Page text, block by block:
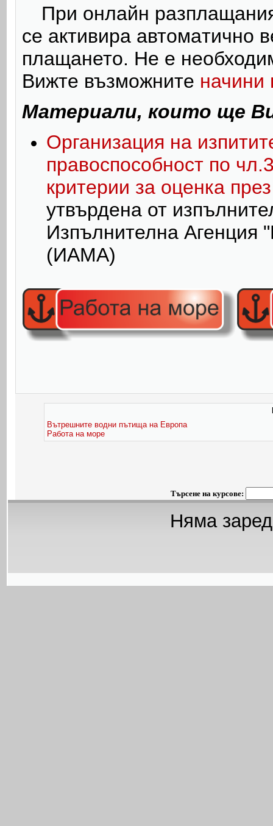
При онлайн
се активира автоматично
плащането. Не е
Вижте възможните
Материали, които ще
Организация на
правоспособност по
критерии за оценка
утвърдена от
Изпълнителна Агенция
(ИАМА)
Вътрешните водни пътища на Европа
Работа на море
Търсене на курсове:
Няма